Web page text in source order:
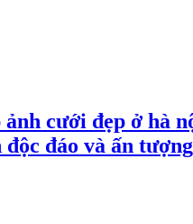
ảnh cưới đẹp ở hà
đáo và ấn